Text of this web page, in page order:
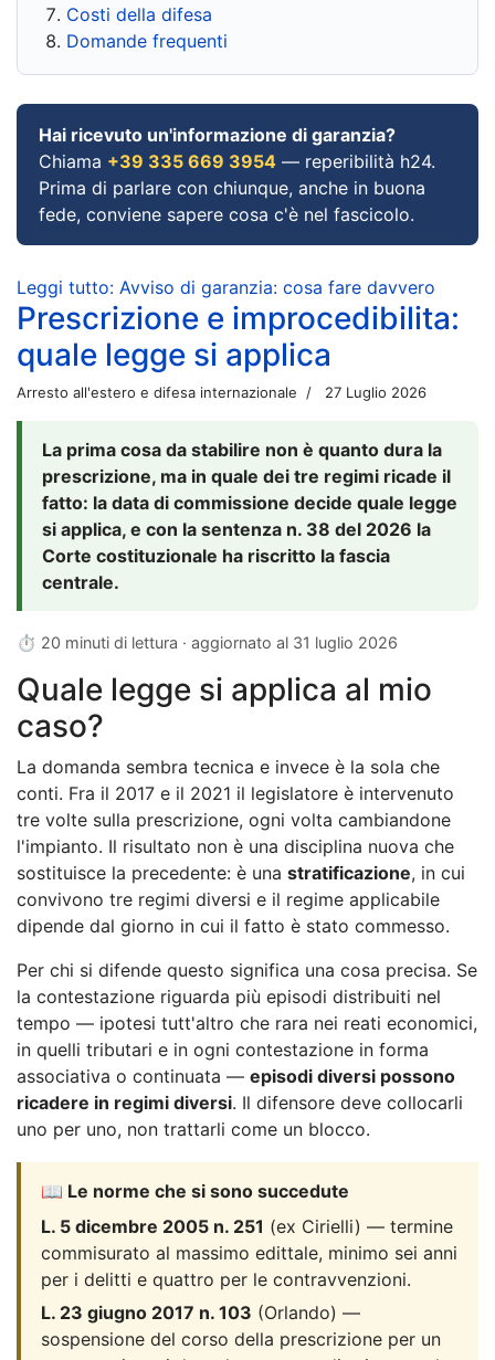
Costi della difesa
Domande frequenti
Hai ricevuto un'informazione di garanzia?
Chiama +39 335 669 3954 — reperibilità h24.
Prima di parlare con chiunque, anche in buona
fede, conviene sapere cosa c'è nel fascicolo.
Leggi tutto: Avviso di garanzia: cosa fare davvero
Prescrizione e improcedibilita:
quale legge si applica
Arresto all'estero e difesa internazionale 27 Luglio 2026
La prima cosa da stabilire non è quanto dura la
prescrizione, ma in quale dei tre regimi ricade il
fatto: la data di commissione decide quale legge
si applica, e con la sentenza n. 38 del 2026 la
Corte costituzionale ha riscritto la fascia
centrale.
⏱ 20 minuti di lettura · aggiornato al 31 luglio 2026
Quale legge si applica al mio
caso?
La domanda sembra tecnica e invece è la sola che
conti. Fra il 2017 e il 2021 il legislatore è intervenuto
tre volte sulla prescrizione, ogni volta cambiandone
l'impianto. Il risultato non è una disciplina nuova che
sostituisce la precedente: è una stratificazione, in cui
convivono tre regimi diversi e il regime applicabile
dipende dal giorno in cui il fatto è stato commesso.
Per chi si difende questo significa una cosa precisa. Se
la contestazione riguarda più episodi distribuiti nel
tempo — ipotesi tutt'altro che rara nei reati economici,
in quelli tributari e in ogni contestazione in forma
associativa o continuata — episodi diversi possono
ricadere in regimi diversi. Il difensore deve collocarli
uno per uno, non trattarli come un blocco.
📖 Le norme che si sono succedute
L. 5 dicembre 2005 n. 251 (ex Cirielli) — termine
commisurato al massimo edittale, minimo sei anni
per i delitti e quattro per le contravvenzioni.
L. 23 giugno 2017 n. 103 (Orlando) —
sospensione del corso della prescrizione per un